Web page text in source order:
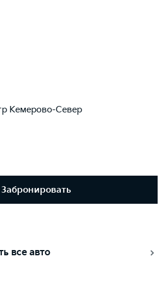
Кемерово-Север
Забронировать
все авто